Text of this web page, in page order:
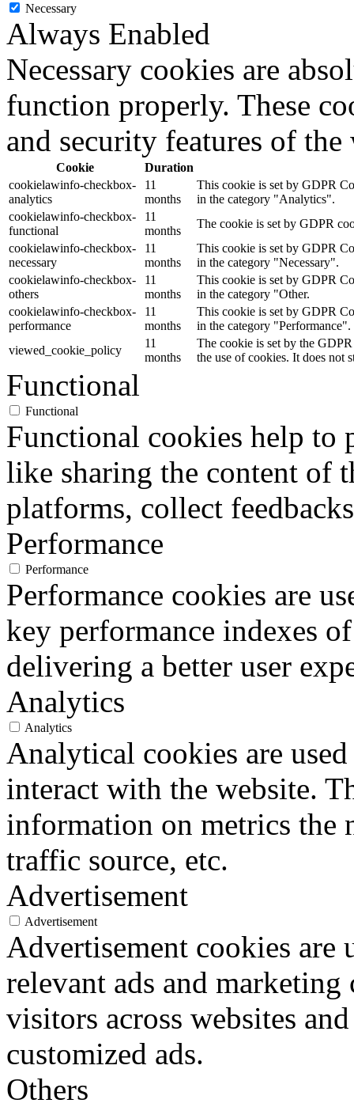
Necessary
Always Enabled
Necessary cookies are
function properly. These
and security features of
Cookie
Duration
cookielawinfo-checkbox-
analytics
11
months
This cookie is set by GDPR
in the category "Analytics".
cookielawinfo-checkbox-
functional
11
months
The cookie is set by GDPR
cookielawinfo-checkbox-
necessary
11
months
This cookie is set by GDPR
in the category "Necessary".
cookielawinfo-checkbox-
others
11
months
This cookie is set by GDPR
in the category "Other.
cookielawinfo-checkbox-
performance
11
months
This cookie is set by GDPR
in the category "Performance".
viewed_cookie_policy
11
months
The cookie is set by the
the use of cookies. It does not
Functional
Functional
Functional cookies help to
like sharing the content of
platforms, collect
Performance
Performance
Performance cookies are
key performance indexes
delivering a better user
Analytics
Analytics
Analytical cookies are
interact with the website.
information on metrics the
traffic source, etc.
Advertisement
Advertisement
Advertisement cookies
relevant ads and marketing
visitors across websites
customized ads.
Others